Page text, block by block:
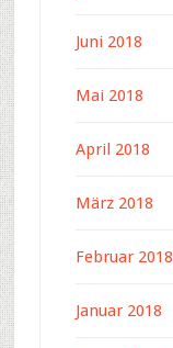
Juni 2018
Mai 2018
April 2018
März 2018
Februar 2018
Januar 2018